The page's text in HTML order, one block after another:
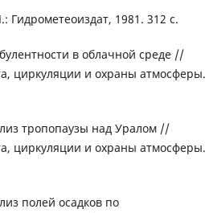
1981. 312 с.
в облачной среде //
циркуляции и охраны атмосферы.
тропопаузы над Уралом //
циркуляции и охраны атмосферы.
полей осадков по